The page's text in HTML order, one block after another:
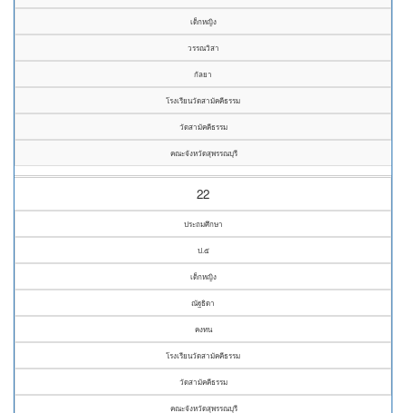
เด็กหญิง
วรรณวิสา
กัลยา
โรงเรียนวัดสามัคคีธรรม
วัดสามัคคีธรรม
คณะจังหวัดสุพรรณบุรี
22
ประถมศึกษา
ป.๕
เด็กหญิง
ณัฐธิดา
คงทน
โรงเรียนวัดสามัคคีธรรม
วัดสามัคคีธรรม
คณะจังหวัดสุพรรณบุรี